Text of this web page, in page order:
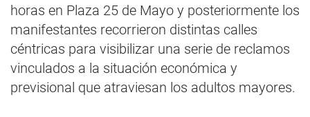
horas en Plaza 25 de Mayo y posteriormente los
manifestantes recorrieron distintas calles
céntricas para visibilizar una serie de reclamos
vinculados a la situación económica y
previsional que atraviesan los adultos mayores.